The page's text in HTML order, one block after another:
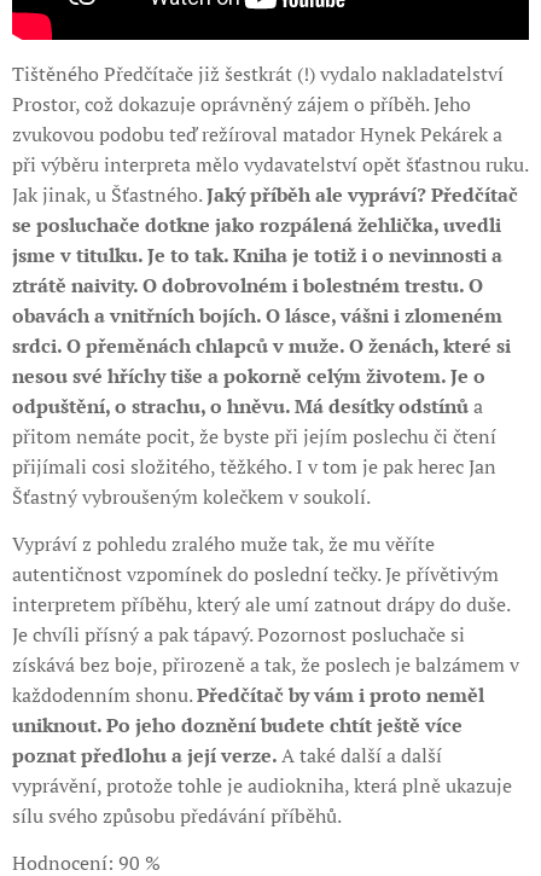
Tištěného Předčítače již šestkrát (!) vydalo nakladatelství
Prostor, což dokazuje oprávněný zájem o příběh. Jeho
zvukovou podobu teď režíroval matador Hynek Pekárek a
při výběru interpreta mělo vydavatelství opět šťastnou ruku.
Jak jinak, u Šťastného.Jaký příběh ale vypráví? Předčítač
se posluchače dotkne jako rozpálená žehlička, uvedli
jsme v titulku. Je to tak. Kniha je totiž i o nevinnosti a
ztrátě naivity. O dobrovolném i bolestném trestu. O
obavách a vnitřních bojích. O lásce, vášni i zlomeném
srdci. O přeměnách chlapců v muže. O ženách, které si
nesou své hříchy tiše a pokorně celým životem. Je o
odpuštění, o strachu, o hněvu. Má desítky odstínůa
přitom nemáte pocit, že byste při jejím poslechu či čtení
přijímali cosi složitého, těžkého. I v tom je pak herec Jan
Šťastný vybroušeným kolečkem v soukolí.
Vypráví z pohledu zralého muže tak, že mu věříte
autentičnost vzpomínek do poslední tečky. Je přívětivým
interpretem příběhu, který ale umí zatnout drápy do duše.
Je chvíli přísný a pak tápavý. Pozornost posluchače si
získává bez boje, přirozeně a tak, že poslech je balzámem v
každodenním shonu.Předčítač by vám i proto neměl
uniknout. Po jeho doznění budete chtít ještě více
poznat předlohu a její verze.A také další a další
vyprávění, protože tohle je audiokniha, která plně ukazuje
sílu svého způsobu předávání příběhů.
Hodnocení: 90 %